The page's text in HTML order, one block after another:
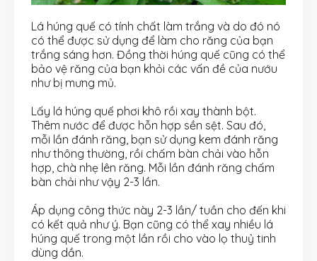
Lá húng quế có tính chất làm trắng và do đó nó
có thể được sử dụng để làm cho răng của bạn
trắng sáng hơn. Đồng thời húng quế cũng có thể
bảo vệ răng của bạn khỏi các vấn đề của nướu
như bị mưng mủ.
Lấy lá húng quế phơi khô rồi xay thành bột.
Thêm nước để được hỗn hợp sền sệt. Sau đó,
mỗi lần đánh răng, bạn sử dụng kem đánh răng
như thông thường, rồi chấm bàn chải vào hỗn
hợp, chà nhẹ lên răng. Mỗi lần đánh răng chấm
bàn chải như vậy 2-3 lần.
Áp dụng công thức này 2-3 lần/ tuần cho đến khi
có kết quả như ý. Bạn cũng có thể xay nhiều lá
húng quế trong một lần rồi cho vào lọ thuỷ tinh
dùng dần.